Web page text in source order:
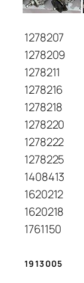
1278207
1278209
1278211
1278216
1278218
1278220
1278222
1278225
1408413
1620212
1620218
1761150
1913005